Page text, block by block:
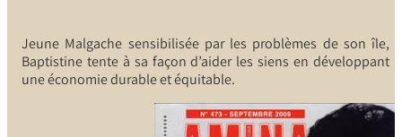
Jeune Malgache sensibilisée par les problèmes de son île,
Baptistine tente à sa façon d’aider les siens en développant
une économie durable et équitable.